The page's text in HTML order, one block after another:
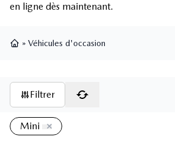
en ligne dès maintenant.
» Véhicules d'occasion
Filtrer
Mini